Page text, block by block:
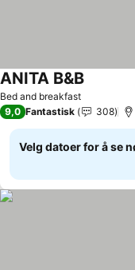
Bed and breakfast
ANITA B&B
9,0 Fantastisk 308
Velg datoer for å se